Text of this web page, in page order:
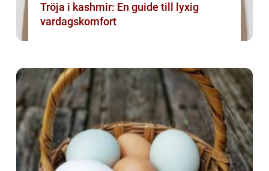
Tröja i kashmir: En guide till lyxig
vardagskomfort